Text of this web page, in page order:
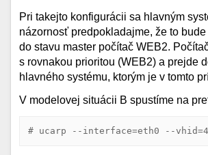
Pri takejto konfigurácii sa hlavným
názornosť predpokladajme, že to
do stavu master počítač WEB2.
s rovnakou prioritou (WEB2) a prejde
hlavného systému, ktorým je v tomto
V modelovej situácii B spustíme na
# ucarp --interface=eth0 --